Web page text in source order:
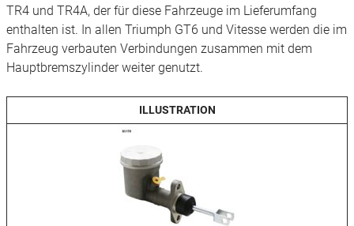
TR4 und TR4A, der für diese Fahrzeuge im Lieferumfang
enthalten ist. In allen Triumph GT6 und Vitesse werden die im
Fahrzeug verbauten Verbindungen zusammen mit dem
Hauptbremszylinder weiter genutzt.
ILLUSTRATION